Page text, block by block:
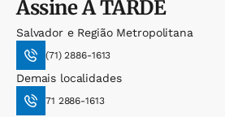
AssineA TARDE
Salvador e Região Metropolitana
(71) 2886-1613
Demais localidades
71 2886-1613